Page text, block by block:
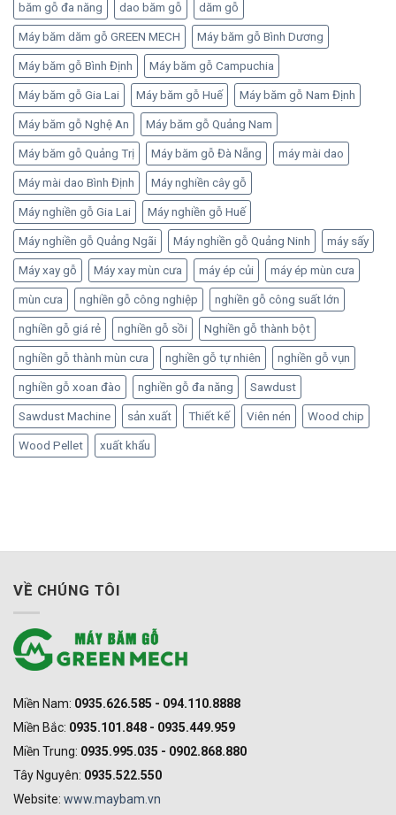
băm gỗ đa năng dao băm gỗ dăm gỗ
Máy băm dăm gỗ GREEN MECH Máy băm gỗ Bình Dương
Máy băm gỗ Bình Định Máy băm gỗ Campuchia
Máy băm gỗ Gia Lai Máy băm gỗ Huế Máy băm gỗ Nam Định
Máy băm gỗ Nghệ An Máy băm gỗ Quảng Nam
Máy băm gỗ Quảng Trị Máy băm gỗ Đà Nẵng máy mài dao
Máy mài dao Bình Định Máy nghiền cây gỗ
Máy nghiền gỗ Gia Lai Máy nghiền gỗ Huế
Máy nghiền gỗ Quảng Ngãi Máy nghiền gỗ Quảng Ninh máy sấy
Máy xay gỗ Máy xay mùn cưa máy ép củi máy ép mùn cưa
mùn cưa nghiền gỗ công nghiệp nghiền gỗ công suất lớn
nghiền gỗ giá rẻ nghiền gỗ sồi Nghiền gỗ thành bột
nghiền gỗ thành mùn cưa nghiền gỗ tự nhiên nghiền gỗ vụn
nghiền gỗ xoan đào nghiền gỗ đa năng Sawdust
Sawdust Machine sản xuất Thiết kế Viên nén Wood chip
Wood Pellet xuất khẩu
VỀ CHÚNG TÔI
Miền Nam: 0935.626.585 - 094.110.8888
Miền Bắc: 0935.101.848 - 0935.449.959
Miền Trung: 0935.995.035 - 0902.868.880
Tây Nguyên: 0935.522.550
Website: www.maybam.vn